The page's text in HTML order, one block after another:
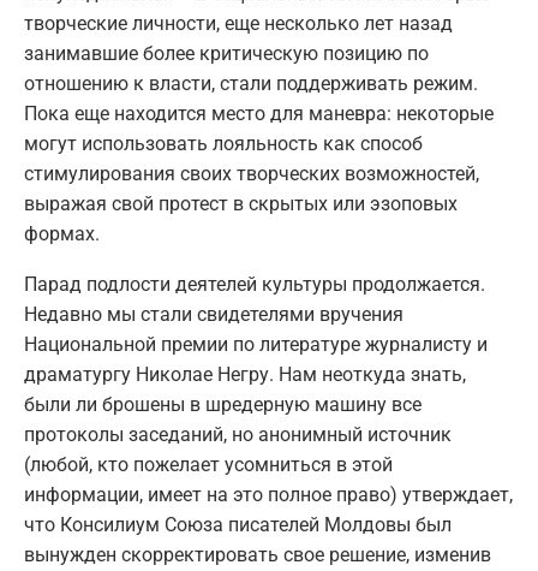
творческие личности, еще несколько лет назад
занимавшие более критическую позицию по
отношению к власти, стали поддерживать режим.
Пока еще находится место для маневра: некоторые
могут использовать лояльность как способ
стимулирования своих творческих возможностей,
выражая свой протест в скрытых или эзоповых
формах.
Парад подлости деятелей культуры продолжается.
Недавно мы стали свидетелями вручения
Национальной премии по литературе журналисту и
драматургу Николае Негру. Нам неоткуда знать,
были ли брошены в шредерную машину все
протоколы заседаний, но анонимный источник
(любой, кто пожелает усомниться в этой
информации, имеет на это полное право) утверждает,
что Консилиум Союза писателей Молдовы был
вынужден скорректировать свое решение, изменив